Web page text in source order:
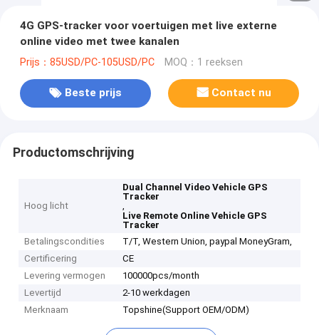
4G GPS-tracker voor voertuigen met live externe
online video met twee kanalen
Prijs：85USD/PC-105USD/PC MOQ：1 reeksen
Beste prijs Contact nu
Productomschrijving
Hoog licht
Dual Channel Video Vehicle GPS
Tracker
,
Live Remote Online Vehicle GPS
Tracker
Betalingscondities
T/T, Western Union, paypal MoneyGram,
Certificering
CE
Levering vermogen
100000pcs/month
Levertijd
2-10 werkdagen
Merknaam
Topshine(Support OEM/ODM)